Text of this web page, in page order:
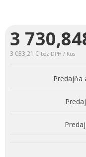
3
3 033,21 € bez DPH / Kus
Predajňa